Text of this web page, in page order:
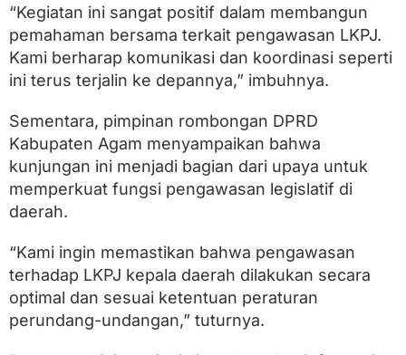
n
a
a
n
T
a
s
d
a
n
g
i
P
e
“Kegiatan ini sangat positif dalam membangun
pemahaman bersama terkait pengawasan LKPJ.
Kami berharap komunikasi dan koordinasi seperti
ini terus terjalin ke depannya,” imbuhnya.
Sementara, pimpinan rombongan DPRD
Kabupaten Agam menyampaikan bahwa
kunjungan ini menjadi bagian dari upaya untuk
memperkuat fungsi pengawasan legislatif di
daerah.
“Kami ingin memastikan bahwa pengawasan
terhadap LKPJ kepala daerah dilakukan secara
optimal dan sesuai ketentuan peraturan
perundang-undangan,” tuturnya.